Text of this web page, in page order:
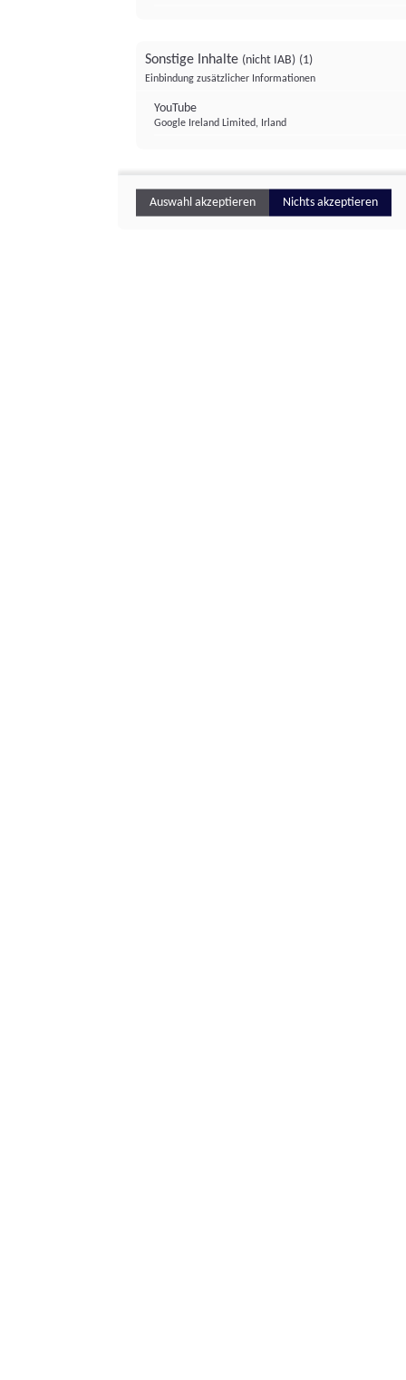
Sonstige Inhalte (nicht IAB) (1)
Einbindung zusätzlicher Informationen
YouTube
Google Ireland Limited, Irland
Auswahl akzeptieren Nichts akzeptieren